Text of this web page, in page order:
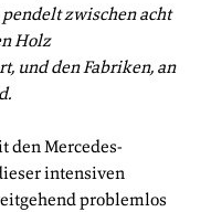
zwischen acht
Holz
und den Fabriken, an
den Mercedes-
intensiven
problemlos